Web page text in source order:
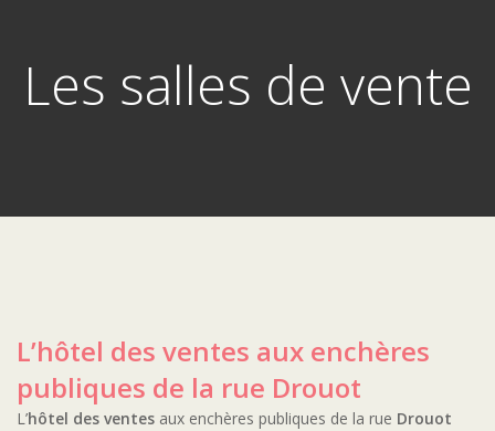
Les salles de vente
L’hôtel des ventes aux enchères
publiques de la rue Drouot
L’hôtel des ventes aux enchères publiques de la rue Drouot